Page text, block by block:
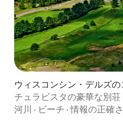
ウィスコンシン・デルズ
チュラビスタの豪華な別荘
河川 · ビーチ ·情報の正確さ